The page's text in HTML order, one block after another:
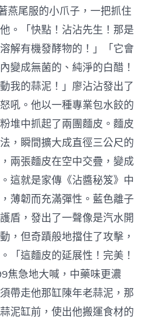
燕尾服的小爪子，一把抓住
。「快點！沾沾先生！那是
解有機發酵物的！」「它會
變成無菌的、純淨的白醋！
我的蒜泥！」廖沾沾發出了
吼。他以一種專業包水餃的
堆中抓起了兩團麵皮。麵皮
，瞬間擴大成直徑三公尺的
兩張麵皮在空中交疊，變成
這就是家傳《沾醬秘笈》中
薄韌而充滿彈性。藍色離子
盾，發出了一聲像是汽水開
，但奇蹟般地擋住了攻擊，
「這麵皮的延展性！完美！
焦急地大喊，中藥味更濃
帶走他那缸陳年老蒜泥，那
泥缸前，使出他搬運食材的